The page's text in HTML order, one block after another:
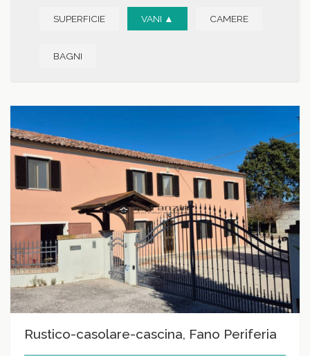
SUPERFICIE VANI ▲ CAMERE
BAGNI
Rustico-casolare-cascina, Fano Periferia